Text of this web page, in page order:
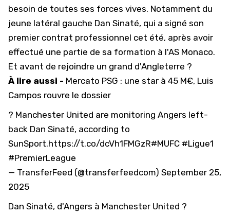
besoin de toutes ses forces vives. Notamment du
jeune latéral gauche Dan Sinaté, qui a signé son
premier contrat professionnel cet été, après avoir
effectué une partie de sa formation à l'AS Monaco.
Et avant de rejoindre un grand d'Angleterre ?
À lire aussi - Mercato PSG : une star à 45 M€, Luis
Campos rouvre le dossier
? Manchester United are monitoring Angers left-
back Dan Sinaté, according to
SunSport.https://t.co/dcVh1FMGzR#MUFC #Ligue1
#PremierLeague
— TransferFeed (@transferfeedcom) September 25,
2025
Dan Sinaté, d'Angers à Manchester United ?